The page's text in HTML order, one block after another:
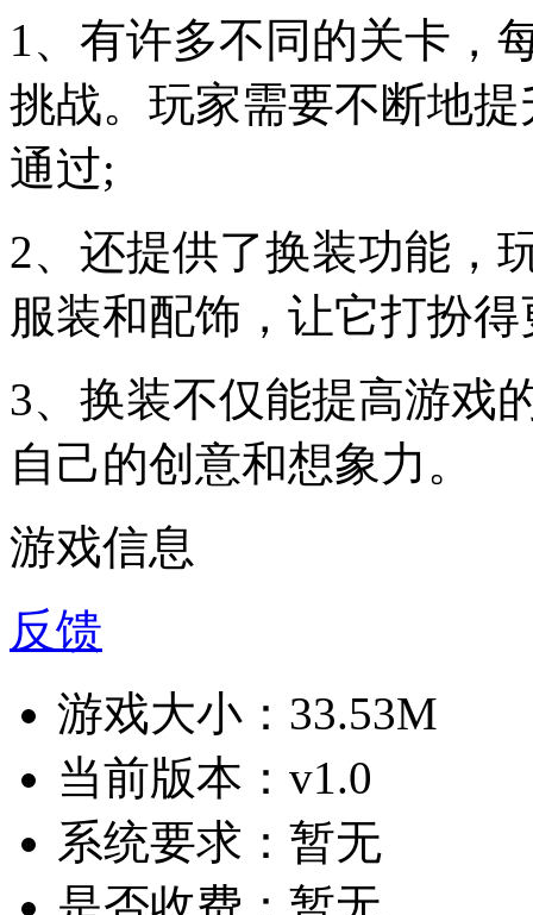
1、有许多不同的关卡，
挑战。玩家需要不断地
通过;
2、还提供了换装功能，
服装和配饰，让它打扮
3、换装不仅能提高游戏
自己的创意和想象力。
游戏信息
反馈
游戏大小： 33.53M
当前版本： v1.0
系统要求： 暂无